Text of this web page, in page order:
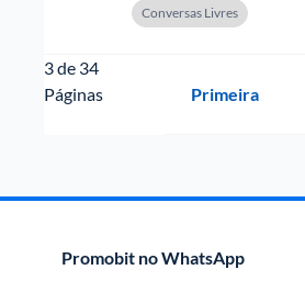
Conversas Livres
3 de 34
Páginas
Primeira
Promobit no WhatsApp